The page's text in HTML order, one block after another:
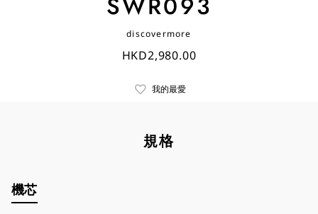
discovermore
HKD2,980.00
我的最愛
規格
機芯